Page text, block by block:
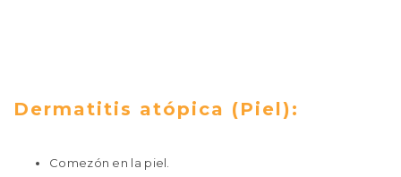
Dermatitis atópica (Piel):
Comezón en la piel.